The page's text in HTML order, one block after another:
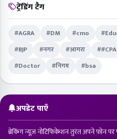
ट्रेंडिंग टैग
#AGRA #DM #cmo
#BJP
#नगर #आगरा
#Doctor
#निगम #bsa
अपडेट पाएँ
ब्रेकिंग न्यूज़ नोटिफिकेशन तुरंत अपने फ़ोन पर